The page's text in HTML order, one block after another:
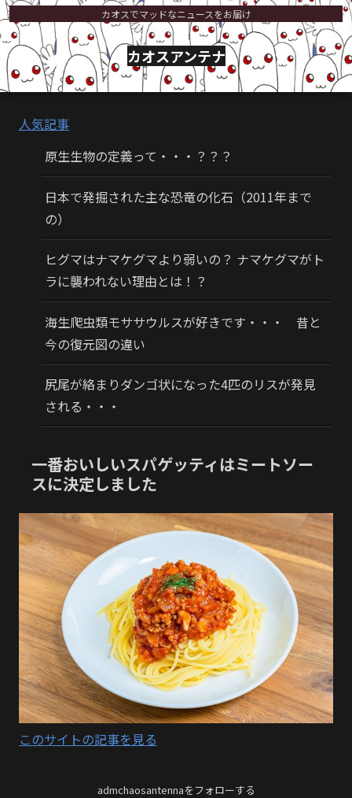
カオスでマッドなニュースをお届け
カオスアンテナ
人気記事
原生生物の定義って・・・？？？
日本で発掘された主な恐竜の化石（2011年まで
の）
ヒグマはナマケグマより弱いの？ ナマケグマがト
ラに襲われない理由とは！？
海生爬虫類モササウルスが好きです・・・ 昔と
今の復元図の違い
尻尾が絡まりダンゴ状になった4匹のリスが発見
される・・・
一番おいしいスパゲッティはミートソー
スに決定しました
このサイトの記事を見る
admchaosantennaをフォローする